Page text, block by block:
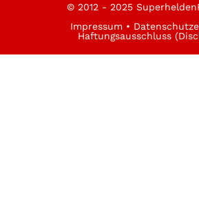
© 2012 - 2025
Impressum •
Haftungsausschluss